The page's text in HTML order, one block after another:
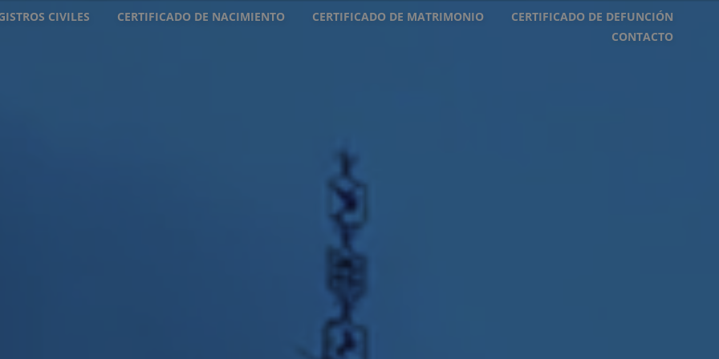
CIVILES CERTIFICADO DE NACIMIENTO CERTIFICADO DE MATRIMONIO
CERTIFICADO DE DEFUNCIÓN
CONTACTO